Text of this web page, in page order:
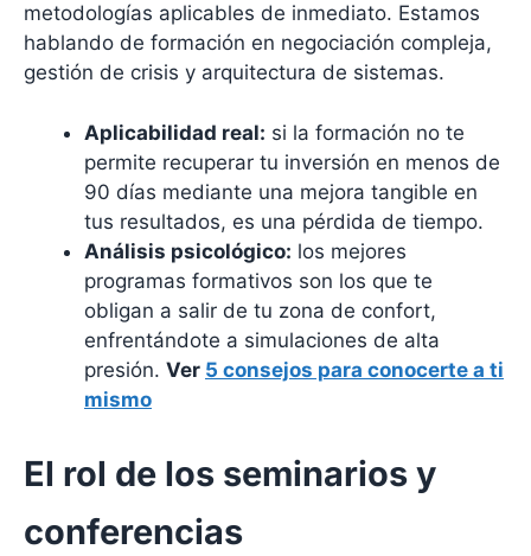
metodologías aplicables de inmediato. Estamos
hablando de formación en negociación compleja,
gestión de crisis y arquitectura de sistemas.
Aplicabilidad real: si la formación no te
permite recuperar tu inversión en menos de
90 días mediante una mejora tangible en
tus resultados, es una pérdida de tiempo.
Análisis psicológico: los mejores
programas formativos son los que te
obligan a salir de tu zona de confort,
enfrentándote a simulaciones de alta
presión. Ver 5 consejos para conocerte a ti
mismo
El rol de los seminarios y
conferencias